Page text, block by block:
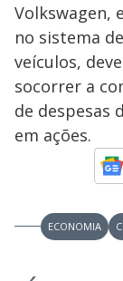
Volkswagen,
no sistema
veículos,
socorrer a
de despesas
em ações.
ECONOMIA